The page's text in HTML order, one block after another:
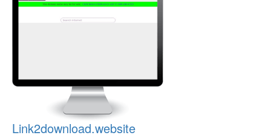
Link2download.website